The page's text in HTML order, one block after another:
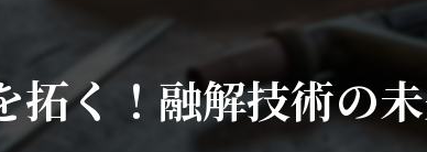
鉄
拓く！融解技術の